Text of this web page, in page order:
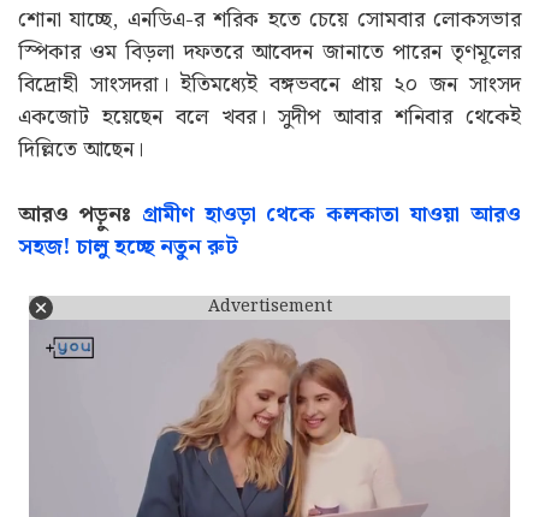
শোনা যাচ্ছে, এনডিএ-র শরিক হতে চেয়ে সোমবার লোকসভার
স্পিকার ওম বিড়লা দফতরে আবেদন জানাতে পারেন তৃণমূলের
বিদ্রোহী সাংসদরা। ইতিমধ্যেই বঙ্গভবনে প্রায় ২০ জন সাংসদ
একজোট হয়েছেন বলে খবর। সুদীপ আবার শনিবার থেকেই
দিল্লিতে আছেন।
আরও পড়ুনঃ গ্রামীণ হাওড়া থেকে কলকাতা যাওয়া আরও
সহজ! চালু হচ্ছে নতুন রুট
Advertisement